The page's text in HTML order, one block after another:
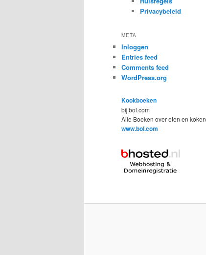
Privacybeleid
META
Inloggen
Entries feed
Comments feed
WordPress.org
Kookboeken
bij bol.com
Alle Boeken over eten en koken
www.bol.com